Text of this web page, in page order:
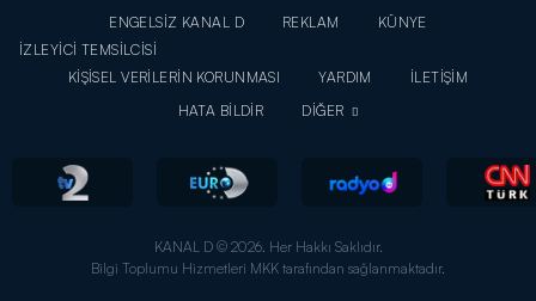
ENGELSİZ KANAL D REKLAM
KÜNYE
İZLEYİCİ TEMSİLCİSİ
KİŞİSEL VERİLERİN KORUNMASI
YARDIM
İLETİŞİM
HATA BİLDİR
DİĞER
KANAL D © 2026. Her Hakkı Saklıdır.
Bilgi Toplumu Hizmetleri MKK tarafından sağlanmaktadır.